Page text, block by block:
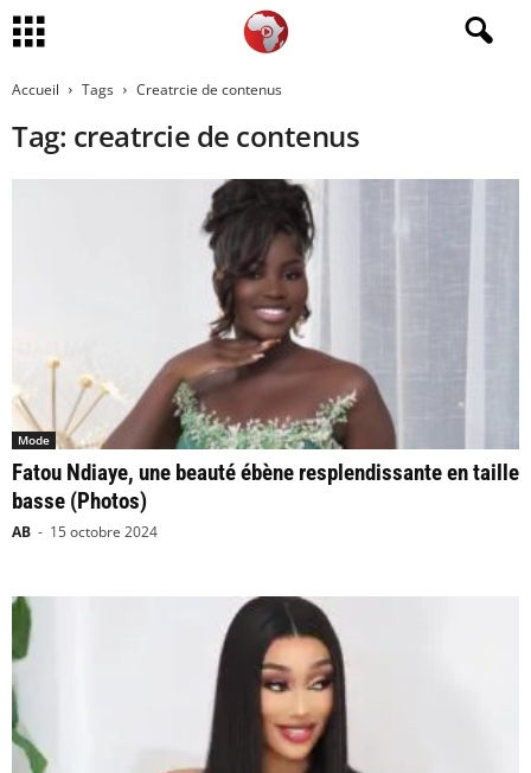
Accueil Tags Creatrcie de contenus
Tag: creatrcie de contenus
Mode
Fatou Ndiaye, une beauté ébène resplendissante en taille
basse (Photos)
AB - 15 octobre 2024